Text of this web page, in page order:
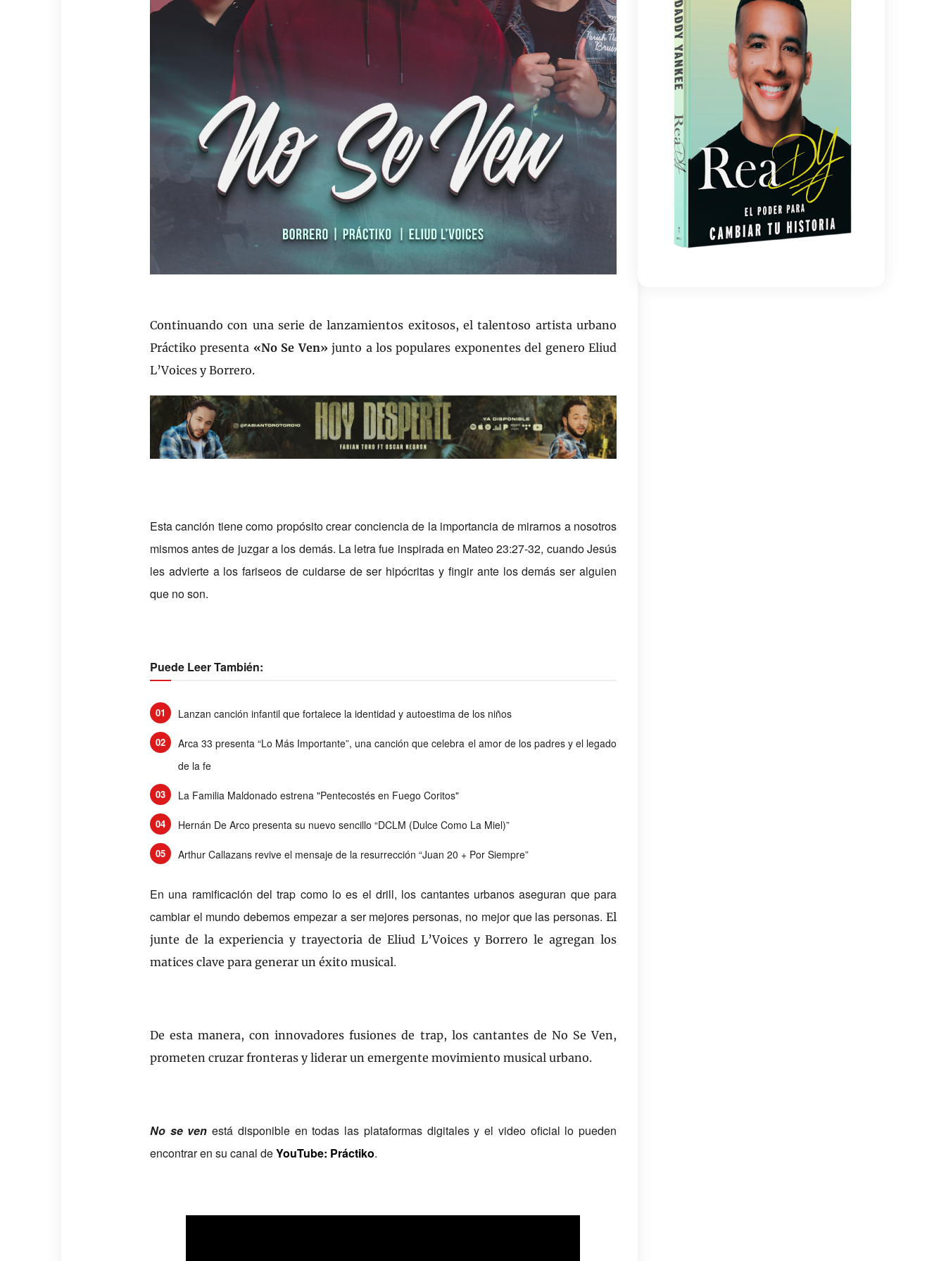
Continuando con una serie de lanzamientos exitosos, el talentoso artista urbano
Práctiko presenta «No Se Ven» junto a lospopulares exponentes del genero Eliud
L’Voices y Borrero.
Esta canción tiene como propósito crear conciencia de la importancia de mirarnos a nosotros
mismos antes de juzgar a los demás. La letra fue inspirada en Mateo 23:27-32, cuandoJesús
les adviertea los fariseos de cuidarse de ser hipócritas y fingir ante los demásseralguien
que no son.
Puede Leer También:
Lanzan canción infantil que fortalece la identidad y autoestima de los niños
Arca 33 presenta “Lo Más Importante”, una canción que celebra el amor de los padres y el legado
de la fe
La Familia Maldonado estrena "Pentecostés en Fuego Coritos"
Hernán De Arco presenta su nuevo sencillo “DCLM (Dulce Como La Miel)”
Arthur Callazans revive el mensaje de la resurrección “Juan 20 + Por Siempre”
En una ramificación del trap como lo es el drill, los cantantes urbanos aseguran que para
cambiar el mundo debemos empezar a ser mejores personas, no mejor que las personas. El
junte de la experiencia y trayectoria de Eliud L’Voices y Borrerole agregan los
matices clave para generar un éxito musical.
De esta manera, coninnovadores fusiones de trap, los cantantes de No Se Ven,
prometen cruzar fronteras y liderar un emergente movimiento musical urbano.
No se ven está disponible en todas las plataformas digitales y el video oficial lo pueden
encontrar en su canal deYouTube: Práctiko.